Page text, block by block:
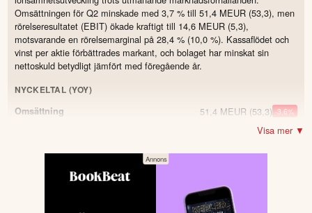
Omsättningen för Q2 minskade med 3,7 % till 51,4 MEUR (53,3), men
rörelseresultatet (EBIT) ökade kraftigt till 14,6 MEUR (5,3),
motsvarande en rörelsemarginal på 28,4 % (10,0 %). Kassaflödet och
vinst per aktie förbättrades markant, och bolaget har minskat sin
nettoskuld betydligt jämfört med föregående år.
NYCKELTAL (YOY)
Omsättning
51,4 MEUR (53,3) -3.6%
(5,3) 175.5%
Operativt kassaflöde 14,4 MEUR(7,5)
Kassaflödeseffektivitet
28,4 %
Visa mer ▼